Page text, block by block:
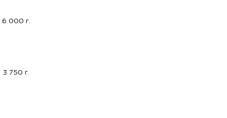
6 000 г.
3 750 г.